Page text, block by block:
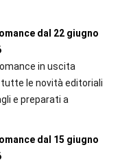
dal 22 giugno
in uscita
le novità editoriali
e preparati a
dal 15 giugno